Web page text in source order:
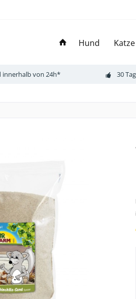
Hund Katze
innerhalb von 24h* 30